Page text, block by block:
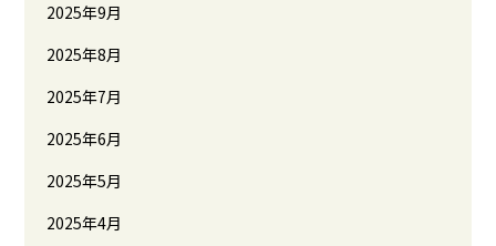
2025年9月
2025年8月
2025年7月
2025年6月
2025年5月
2025年4月